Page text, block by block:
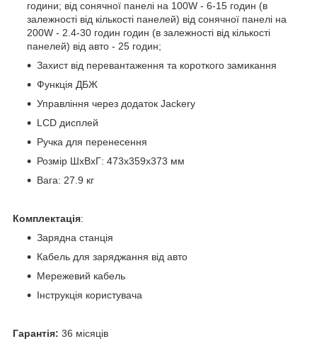
години; від сонячної панелі на 100W - 6-15 годин (в
залежності від кількості панелей) від сонячної панелі на
200W - 2.4-30 годин годин (в залежності від кількості
панелей) від авто - 25 годин;
Захист від перевантаження та короткого замикання
Функція ДБЖ
Управління через додаток Jackery
LCD дисплей
Ручка для перенесення
Розмір ШхВхГ: 473x359x373 мм
Вага: 27.9 кг
Комплектація:
Зарядна станція
Кабель для заряджання від авто
Мережевий кабель
Інструкція користувача
Гарантія: 36 місяців